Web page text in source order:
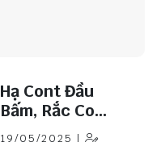
Hạ Cont Đầu
Bấm, Rắc Co
Thuỷ Lực Tại
19/05/2025 |